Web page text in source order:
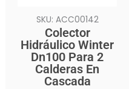
SKU: ACC00142
Colector
Hidráulico Winter
Dn100 Para 2
Calderas En
Cascada